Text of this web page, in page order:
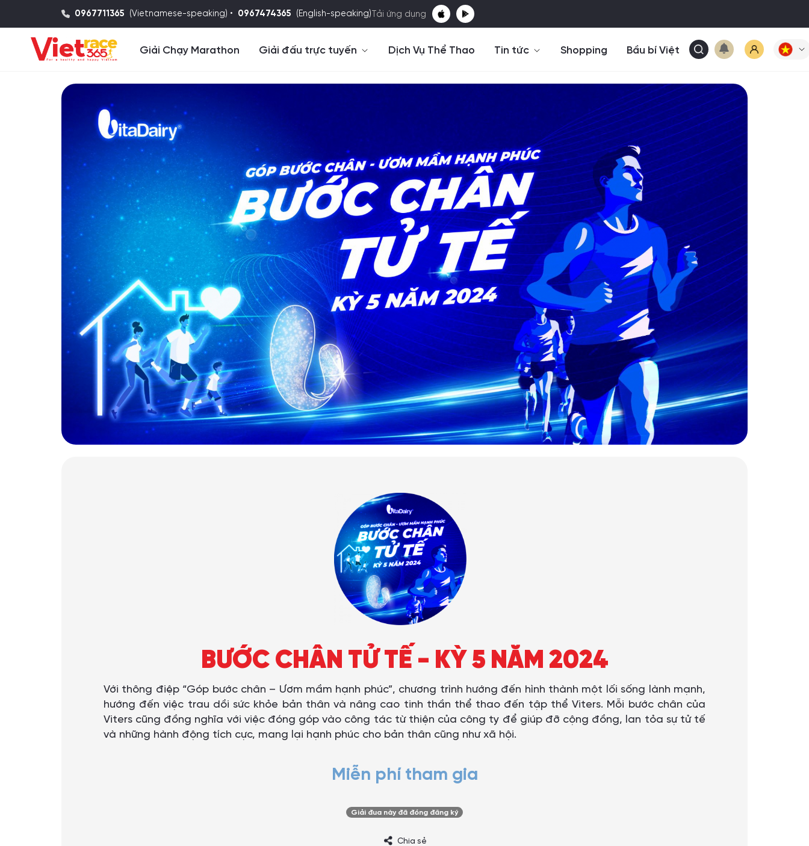
0967711365 (Vietnamese-speaking) • 0967474365 (English-speaking) Tải ứng dụng
Giải Chạy Marathon Giải đấu trực tuyến Dịch Vụ Thể Thao Tin tức Shopping Bầu bí Việt
BƯỚC CHÂN TỬ TẾ - KỲ 5 NĂM 2024
Với thông điệp “Góp bước chân – Ươm mầm hạnh phúc”, chương trình hướng đến hình thành một lối sống lành mạnh,
hướng đến việc trau dồi sức khỏe bản thân và nâng cao tinh thần thể thao đến tập thể Viters. Mỗi bước chân của
Viters cũng đồng nghĩa với việc đóng góp vào công tác từ thiện của công ty để giúp đỡ cộng đồng, lan tỏa sự tử tế
và những hành động tích cực, mang lại hạnh phúc cho bản thân cũng như xã hội.
Miễn phí tham gia
Giải đua này đã đóng đăng ký
Chia sẻ